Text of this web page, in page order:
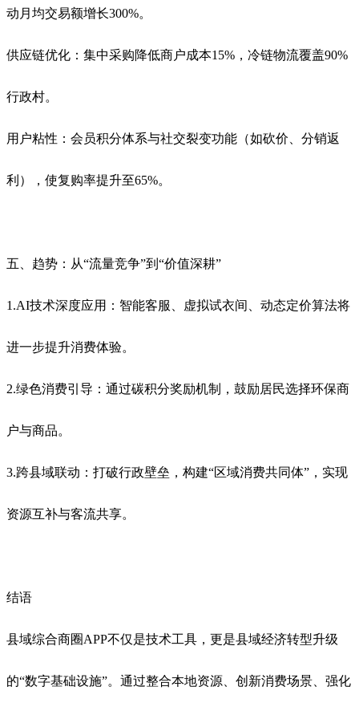
动月均交易额增长300%。
供应链优化：集中采购降低商户成本15%，冷链物流覆盖90%
行政村。
用户粘性：会员积分体系与社交裂变功能（如砍价、分销返
利），使复购率提升至65%。
五、趋势：从“流量竞争”到“价值深耕”
1.AI技术深度应用：智能客服、虚拟试衣间、动态定价算法将
进一步提升消费体验。
2.绿色消费引导：通过碳积分奖励机制，鼓励居民选择环保商
户与商品。
3.跨县域联动：打破行政壁垒，构建“区域消费共同体”，实现
资源互补与客流共享。
结语
县域综合商圈APP不仅是技术工具，更是县域经济转型升级
的“数字基础设施”。通过整合本地资源、创新消费场景、强化